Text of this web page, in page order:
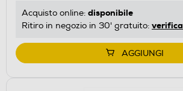
Acquisto online: disponibile
Ritiro in negozio in 30' gratuito: verifica
AGGIUNGI